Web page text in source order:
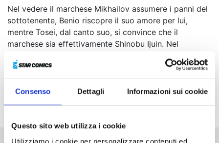
Consenso Dettagli Informazioni sui cookie
Questo sito web utilizza i cookie
Utilizziamo i cookie per personalizzare contenuti ed
Nel vedere il marchese Mikhailov assumere i panni del
sottotenente, Benio riscopre il suo amore per lui,
mentre Tosei, dal canto suo, si convince che il
marchese sia effettivamente Shinobu Ijuin. Nel
anti-governative, viene arrestata e rinchiusa in
prigione! Nonostante i contrasti tra loro, Tosei e
Shinobu collaborano per salvarla e si alza così il
sipario su un emozionante triangolo amoroso!